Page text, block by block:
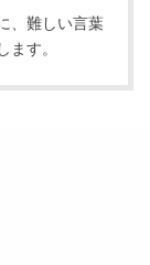
、難しい言葉
す。